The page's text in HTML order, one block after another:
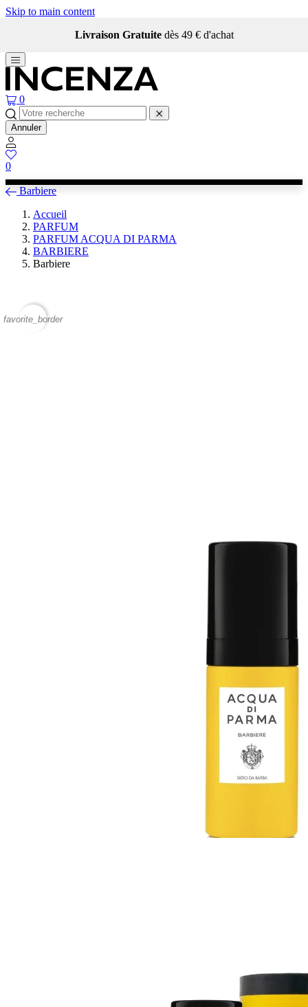
Skip to main content
Livraison Gratuite dès 49 € d'achat
0
Annuler
0
Barbiere
Accueil
PARFUM
PARFUM ACQUA DI PARMA
BARBIERE
Barbiere
favorite_border